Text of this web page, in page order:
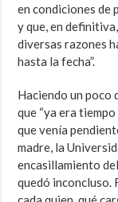
en condiciones de
y que, en
diversas razones
hasta la fecha”.
Haciendo un poco
que “ya era
que venía
madre, la
encasillamiento
quedó inconcluso.